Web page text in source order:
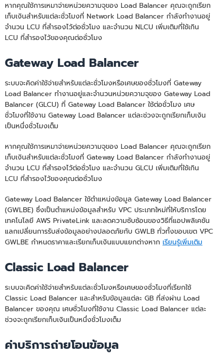
หากคุณใช้การเหมาจ่ายหน่วยความจุของ Load Balancer คุณจะถูกเรียก
เก็บเงินสำหรับแต่ละชั่วโมงที่ Network Load Balancer กำลังทำงานอยู่
จำนวน LCU ที่สำรองไว้ต่อชั่วโมง และจำนวน NLCU เพิ่มเติมที่ใช้เกิน
LCU ที่สำรองไว้ของคุณต่อชั่วโมง
Gateway Load Balancer
ระบบจะคิดค่าใช้จ่ายสำหรับแต่ละชั่วโมงหรือเศษของชั่วโมงที่ Gateway
Load Balancer ทำงานอยู่และจำนวนหน่วยความจุของ Gateway Load
Balancer (GLCU) ที่ Gateway Load Balancer ใช้ต่อชั่วโมง เศษ
ชั่วโมงที่ใช้งาน Gateway Load Balancer แต่ละช่วงจะถูกเรียกเก็บเงิน
เป็นหนึ่งชั่วโมงเต็ม
หากคุณใช้การเหมาจ่ายหน่วยความจุของ Load Balancer คุณจะถูกเรียก
เก็บเงินสำหรับแต่ละชั่วโมงที่ Gateway Load Balancer กำลังทำงานอยู่
จำนวน LCU ที่สำรองไว้ต่อชั่วโมง และจำนวน GLCU เพิ่มเติมที่ใช้เกิน
LCU ที่สำรองไว้ของคุณต่อชั่วโมง
Gateway Load Balancer ใช้ตำแหน่งข้อมูล Gateway Load Balancer
(GWLBE) ซึ่งเป็นตำแหน่งข้อมูลสำหรับ VPC ประเภทใหม่ที่ให้บริการโดย
เทคโนโลยี AWS PrivateLink และลดความซับซ้อนของวิธีที่แอปพลิเคชัน
แลกเปลี่ยนการรับส่งข้อมูลอย่างปลอดภัยกับ GWLB ทั่วทั้งขอบเขต VPC
GWLBE กำหนดราคาและเรียกเก็บเงินแบบแยกต่างหาก เรียนรู้เพิ่มเติม
Classic Load Balancer
ระบบจะคิดค่าใช้จ่ายสำหรับแต่ละชั่วโมงหรือเศษของชั่วโมงที่เรียกใช้
Classic Load Balancer และสำหรับข้อมูลแต่ละ GB ที่ส่งผ่าน Load
Balancer ของคุณ เศษชั่วโมงที่ใช้งาน Classic Load Balancer แต่ละ
ช่วงจะถูกเรียกเก็บเงินเป็นหนึ่งชั่วโมงเต็ม
ค่าบริการถ่ายโอนข้อมูล